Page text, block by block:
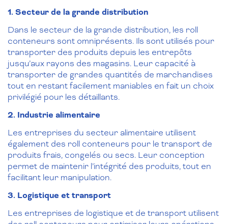
1. Secteur de la grande distribution
Dans le secteur de la grande distribution, les roll
conteneurs sont omniprésents. Ils sont utilisés pour
transporter des produits depuis les entrepôts
jusqu’aux rayons des magasins. Leur capacité à
transporter de grandes quantités de marchandises
tout en restant facilement maniables en fait un choix
privilégié pour les détaillants.
2. Industrie alimentaire
Les entreprises du secteur alimentaire utilisent
également des roll conteneurs pour le transport de
produits frais, congelés ou secs. Leur conception
permet de maintenir l’intégrité des produits, tout en
facilitant leur manipulation.
3. Logistique et transport
Les entreprises de logistique et de transport utilisent